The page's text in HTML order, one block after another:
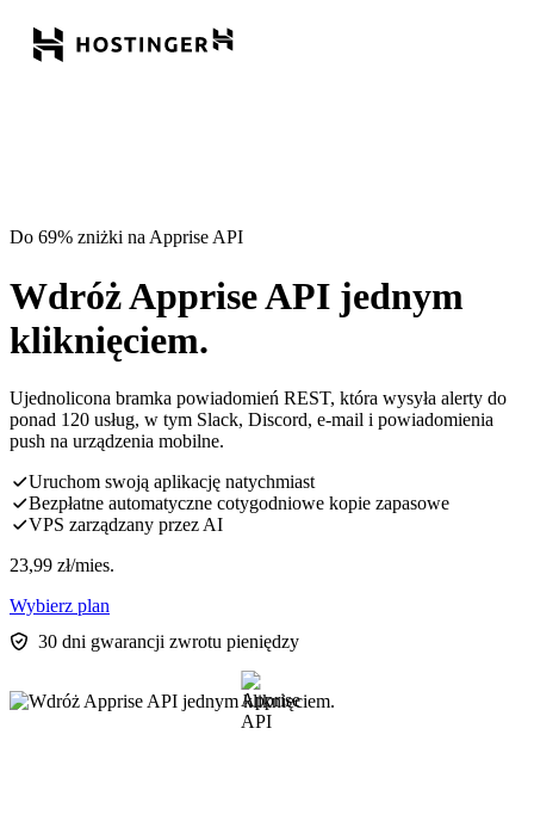
Do 69% zniżki na Apprise API
Wdróż Apprise API jednym
kliknięciem.
Ujednolicona bramka powiadomień REST, która wysyła alerty do
ponad 120 usług, w tym Slack, Discord, e-mail i powiadomienia
push na urządzenia mobilne.
Uruchom swoją aplikację natychmiast
Bezpłatne automatyczne cotygodniowe kopie zapasowe
VPS zarządzany przez AI
23,99 zł/mies.
Wybierz plan
30 dni gwarancji zwrotu pieniędzy